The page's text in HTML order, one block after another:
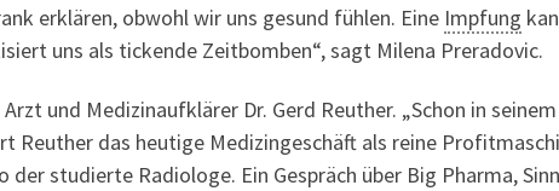
erklären, obwohl wir uns gesund fühlen. Eine Impfung
uns als tickende Zeitbomben“, sagt Milena Preradovic.
und Medizinaufklärer Dr. Gerd Reuther. „Schon in seinem
Reuther das heutige Medizingeschäft als reine
studierte Radiologe. Ein Gespräch über Big Pharma,